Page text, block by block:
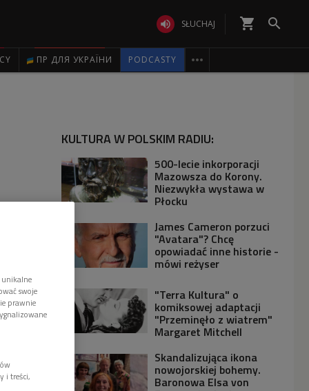
 SŁUCHAJ shopping_cart 
ПР ДЛЯ УКРАЇНИ PODCASTY 
KULTURA W POLSKIM RADIU:
500-lecie inkorporacji
Mazowsza do Korony.
Niezwykła wystawa w
Płocku
James Cameron porzuci
"Avatara"? Chcę
opowiadać inne historie -
mówi reżyser
"Terra Kultura" o
komiksowej adaptacji
"Przeminęło z wiatrem"
Margaret Mitchell
Skandalizująca ikona
nowojorskiej bohemy.
Baronowa Elsa von
swoje
prawnie
i treści,